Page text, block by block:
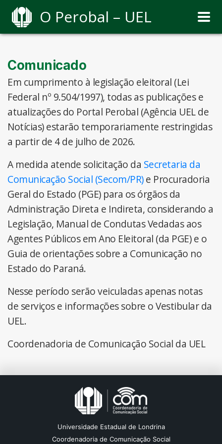
O Perobal – UEL
Comunicado
Em cumprimento à legislação eleitoral (Lei
Federal nº 9.504/1997), todas as publicações e
atualizações do Portal Perobal (Agência UEL de
Notícias) estarão temporariamente restringidas
a partir de 4 de julho de 2026.
A medida atende solicitação da Secretaria da
Comunicação Social (Secom/PR)e Procuradoria
Geral do Estado (PGE) para os órgãos da
Administração Direta e Indireta, considerando a
Legislação, Manual de Condutas Vedadas aos
Agentes Públicos em Ano Eleitoral (da PGE) e o
Guia de orientações sobre a Comunicação no
Estado do Paraná.
Nesse período serão veiculadas apenas notas
de serviços e informações sobre o Vestibular da
UEL.
Coordenadoria de Comunicação Social da UEL
Universidade Estadual de Londrina
Coordenadoria de Comunicação Social